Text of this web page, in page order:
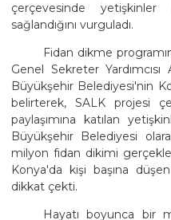
çerçevesinde yetişkinler
sağlandığını vurguladı.
Fidan dikme
Genel Sekreter
Büyükşehir Belediyesi'nin
belirterek, SALK projesi
paylaşımına katılan
Büyükşehir Belediyesi
milyon fidan dikimi
Konya'da kişi başına
dikkat çekti.
Hayatı boyunca bir